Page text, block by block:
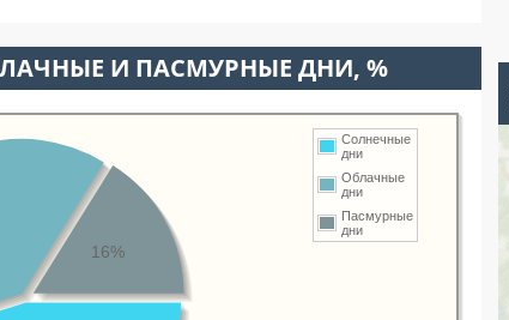
И ПАСМУРНЫЕ ДНИ, %
Солнечные
дни
Облачные
дни
Пасмурные
дни
16%